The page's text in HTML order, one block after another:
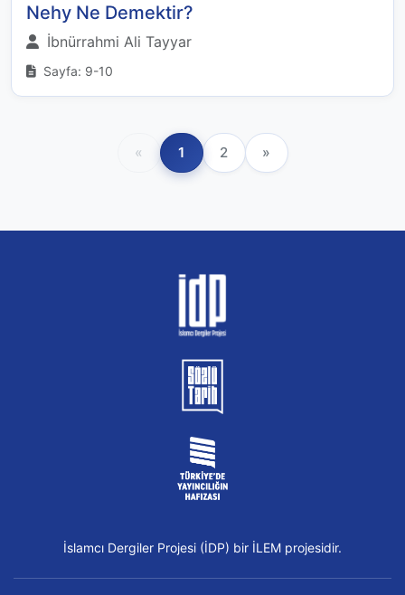
Nehy Ne Demektir?
İbnürrahmi Ali Tayyar
Sayfa: 9-10
« 1 2 »
İslamcı Dergiler Projesi (İDP) bir İLEM projesidir.